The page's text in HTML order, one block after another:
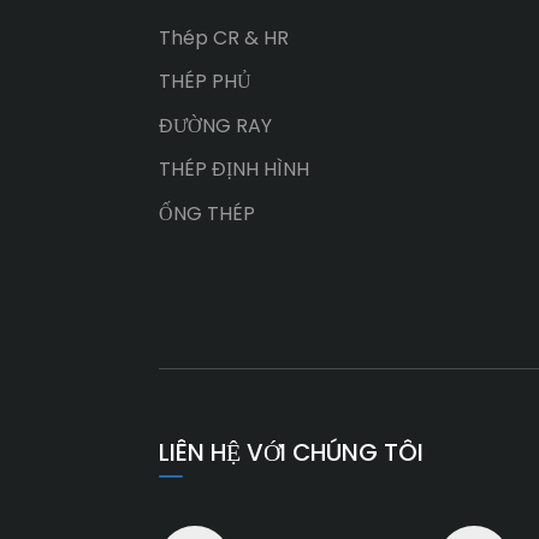
Thép CR & HR
THÉP PHỦ
ĐƯỜNG RAY
THÉP ĐỊNH HÌNH
ỐNG THÉP
LIÊN HỆ VỚI CHÚNG TÔI